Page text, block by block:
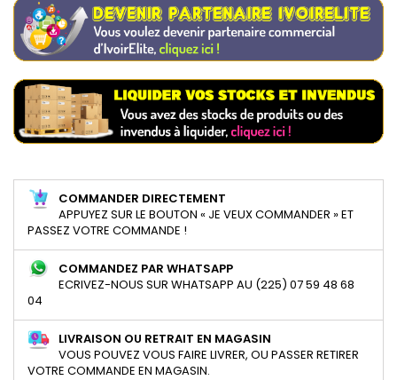
COMMANDER DIRECTEMENT
APPUYEZ SUR LE BOUTON « JE VEUX COMMANDER » ET
PASSEZ VOTRE COMMANDE !
COMMANDEZ PAR WHATSAPP
ECRIVEZ-NOUS SUR WHATSAPP AU (225) 07 59 48 68
04
LIVRAISON OU RETRAIT EN MAGASIN
VOUS POUVEZ VOUS FAIRE LIVRER, OU PASSER RETIRER
VOTRE COMMANDE EN MAGASIN.